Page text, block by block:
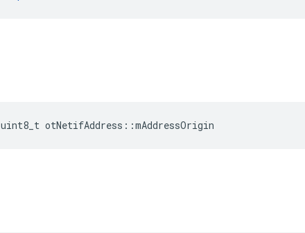
uint8_t otNetifAddress ::mAddressOrigin